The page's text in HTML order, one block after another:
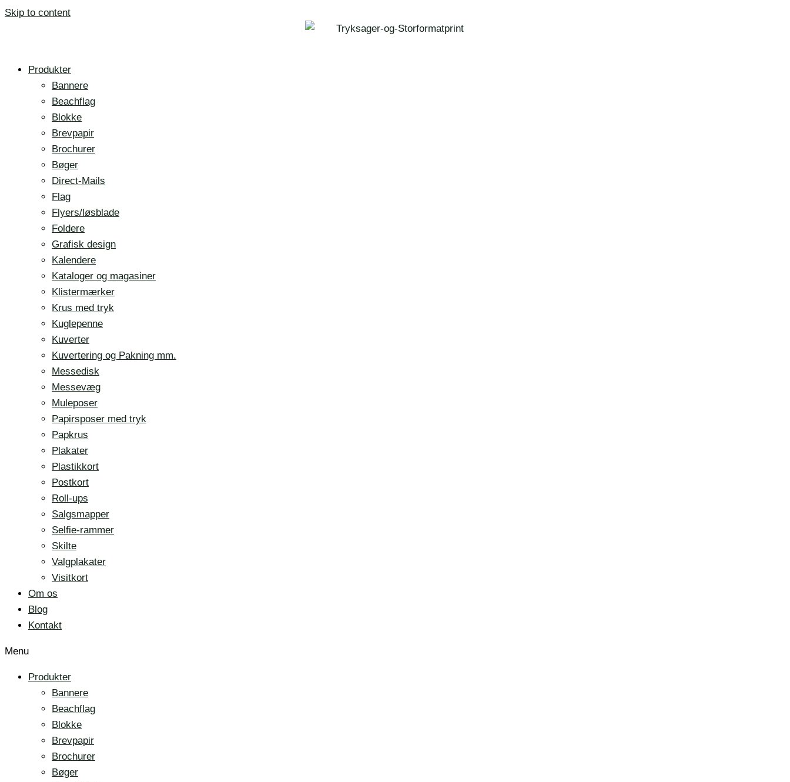
Skip to content
Produkter
Bannere
Beachflag
Blokke
Brevpapir
Brochurer
Bøger
Direct-Mails
Flag
Flyers/løsblade
Foldere
Grafisk design
Kalendere
Kataloger og magasiner
Klistermærker
Krus med tryk
Kuglepenne
Kuverter
Kuvertering og Pakning mm.
Messedisk
Messevæg
Muleposer
Papirsposer med tryk
Papkrus
Plakater
Plastikkort
Postkort
Roll-ups
Salgsmapper
Selfie-rammer
Skilte
Valgplakater
Visitkort
Om os
Blog
Kontakt
Menu
Produkter
Bannere
Beachflag
Blokke
Brevpapir
Brochurer
Bøger